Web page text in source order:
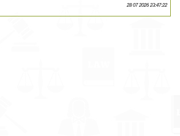
28 07 2026 23:47:22